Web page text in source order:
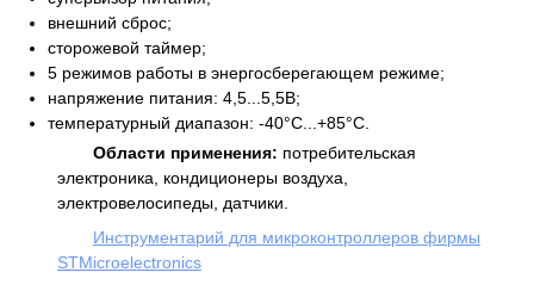
внешний сброс;
сторожевой таймер;
5 режимов работы в энергосберегающем режиме;
напряжение питания: 4,5...5,5В;
температурный диапазон: -40°C...+85°C.
Области применения: потребительская
электроника, кондиционеры воздуха,
электровелосипеды, датчики.
Инструментарий для микроконтроллеров фирмы
STMicroelectronics